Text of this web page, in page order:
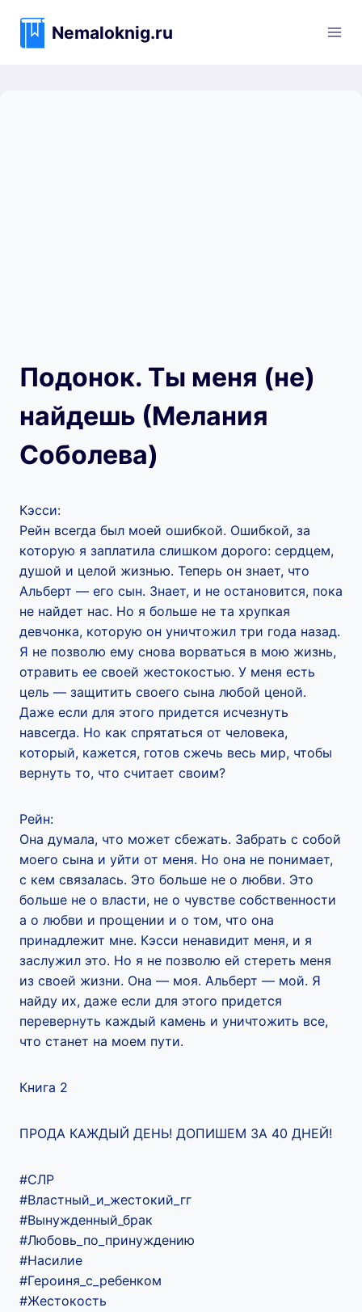
содержимому
Nemaloknig.ru
Подонок. Ты меня (не)
найдешь (Мелания
Соболева)
Кэсси:
Рейн всегда был моей ошибкой. Ошибкой, за
которую я заплатила слишком дорого: сердцем,
душой и целой жизнью. Теперь он знает, что
Альберт — его сын. Знает, и не остановится, пока
не найдет нас. Но я больше не та хрупкая
девчонка, которую он уничтожил три года назад.
Я не позволю ему снова ворваться в мою жизнь,
отравить ее своей жестокостью. У меня есть
цель — защитить своего сына любой ценой.
Даже если для этого придется исчезнуть
навсегда. Но как спрятаться от человека,
который, кажется, готов сжечь весь мир, чтобы
вернуть то, что считает своим?
Рейн:
Она думала, что может сбежать. Забрать с собой
моего сына и уйти от меня. Но она не понимает,
с кем связалась. Это больше не о любви. Это
больше не о власти, не о чувстве собственности
а о любви и прощении и о том, что она
принадлежит мне. Кэсси ненавидит меня, и я
заслужил это. Но я не позволю ей стереть меня
из своей жизни. Она — моя. Альберт — мой. Я
найду их, даже если для этого придется
перевернуть каждый камень и уничтожить все,
что станет на моем пути.
Книга 2
ПРОДА КАЖДЫЙ ДЕНЬ! ДОПИШЕМ ЗА 40 ДНЕЙ!
#CЛР
#Властный_и_жестокий_гг
#Вынужденный_брак
#Любовь_по_принуждению
#Насилие
#Героиня_с_ребенком
#Жестокость